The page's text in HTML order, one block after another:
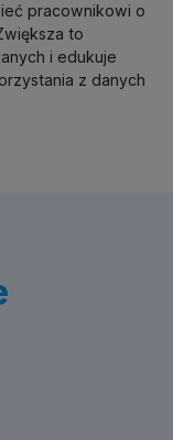
pracownikowi o
to
i edukuje
z danych